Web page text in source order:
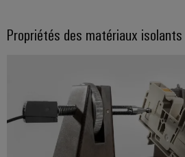
éolienne
domaine
de
l'énergie
éolienne
industrielles
industriel
Infrastructure
de
l'armoire
Propriétés des matériaux